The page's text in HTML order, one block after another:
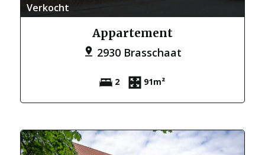
Verkocht
Appartement
2930 Brasschaat
2 91m²